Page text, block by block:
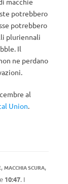
potrebbero
potrebbero
pluriennali
Il
ne perdano
al
Union.
, MACCHIA SCURA,
10:47. I